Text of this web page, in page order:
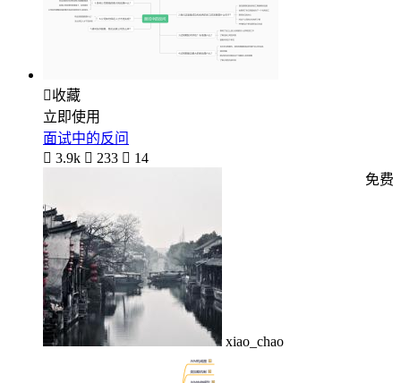
收藏
立即使用
面试中的反问
 3.9k  233  14
xiao_chao
免费